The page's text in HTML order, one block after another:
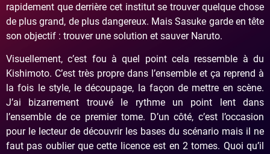
rapidement que derrière cet institut se trouver quelque chose
de plus grand, de plus dangereux. Mais Sasuke garde en tête
son objectif : trouver une solution et sauver Naruto.
Visuellement, c’est fou à quel point cela ressemble à du
Kishimoto. C’est très propre dans l’ensemble et ça reprend à
la fois le style, le découpage, la façon de mettre en scène.
J’ai bizarrement trouvé le rythme un point lent dans
l’ensemble de ce premier tome. D’un côté, c’est l’occasion
pour le lecteur de découvrir les bases du scénario mais il ne
faut pas oublier que cette licence est en 2 tomes. Quoi qu’il